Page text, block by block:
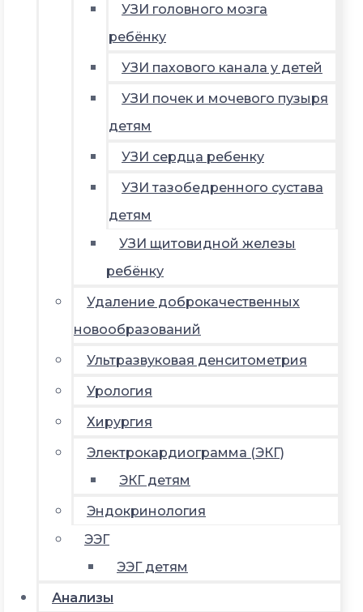
УЗИ головного мозга
ребёнку
УЗИ пахового канала у детей
УЗИ почек и мочевого пузыря
детям
УЗИ сердца ребенку
УЗИ тазобедренного сустава
детям
УЗИ щитовидной железы
ребёнку
Удаление доброкачественных
новообразований
Ультразвуковая денситометрия
Урология
Хирургия
Электрокардиограмма (ЭКГ)
ЭКГ детям
Эндокринология
ЭЭГ
ЭЭГ детям
Анализы